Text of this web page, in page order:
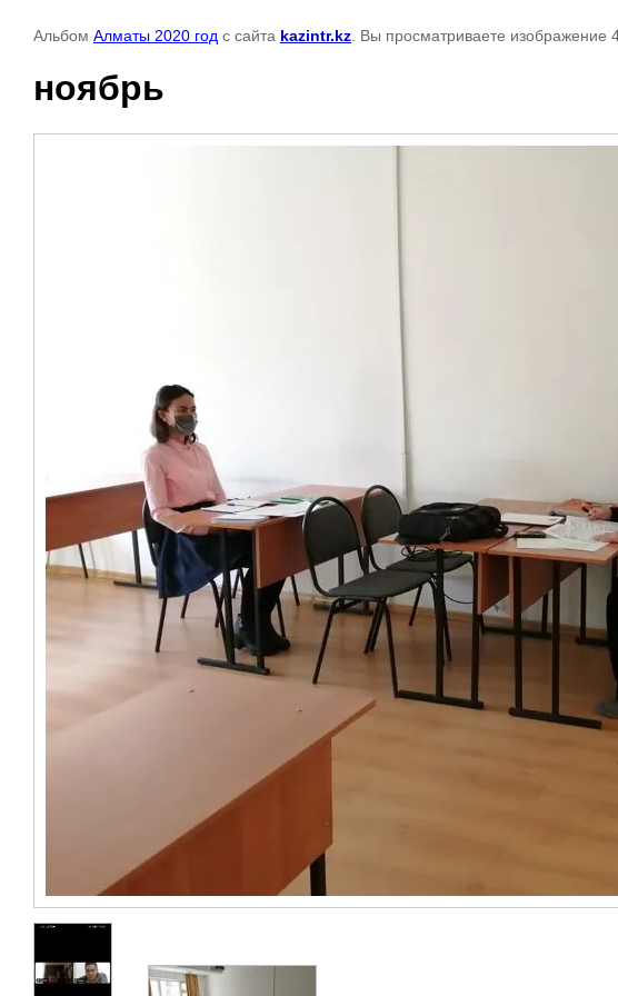
Альбом Алматы 2020 год с сайта kazintr.kz . Вы просматриваете изображение
ноябрь